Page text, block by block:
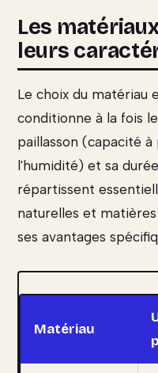
Les
leurs
Le choix du matériau
conditionne à la fois
paillasson (capacité
l'humidité) et sa
répartissent
naturelles et
ses avantages
Matériau